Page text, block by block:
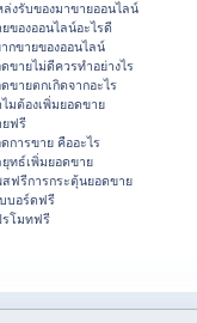
ล่งรับของมาขายออนไลน์
ของออนไลน์อะไรดี
ากขายของออนไลน์
ดขายไม่ดีควรทำอย่างไร
ดขายตกเกิดจากอะไร
มต้องเพิ่มยอดขาย
ยฟรี
ดการขาย คืออะไร
ทธ์เพิ่มยอดขาย
สฟรีการกระตุ้นยอดขาย
บอร์ดฟรี
รโมทฟรี